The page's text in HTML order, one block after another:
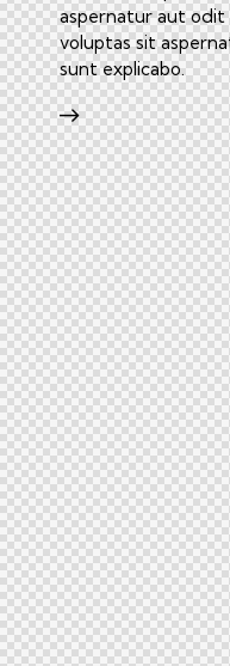
aspernatur aut odit
voluptas sit
sunt explicabo.